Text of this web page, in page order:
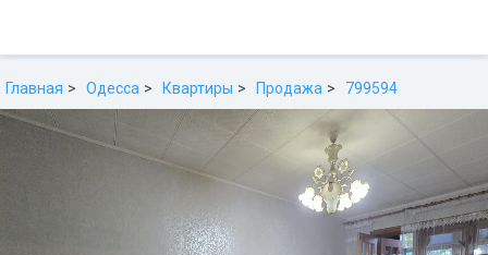
Главная Одесса Квартиры Продажа 799594